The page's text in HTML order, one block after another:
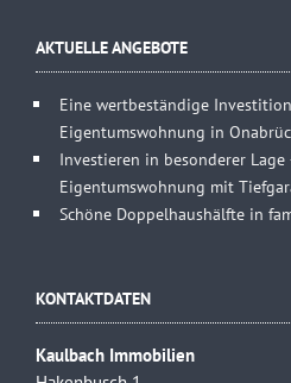
AKTUELLE ANGEBOTE
Eine wertbeständige
Eigentumswohnung in
Investieren in besonderer Lage
Eigentumswohnung mit
Schöne Doppelhaushälfte in
KONTAKTDATEN
Kaulbach Immobilien